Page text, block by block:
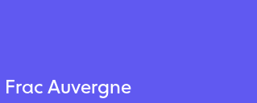
Frac Auvergne